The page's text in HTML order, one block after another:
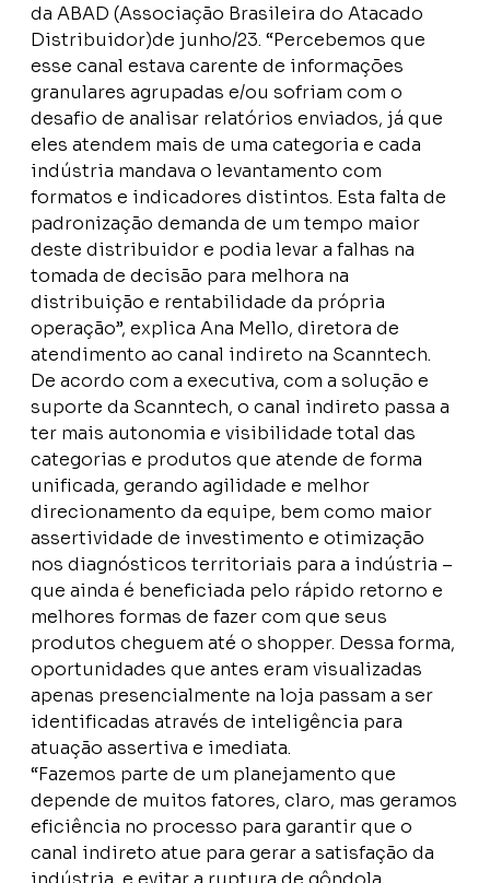
da ABAD (Associação Brasileira do Atacado
Distribuidor)de junho/23. “Percebemos que
esse canal estava carente de informações
granulares agrupadas e/ou sofriam com o
desafio de analisar relatórios enviados, já que
eles atendem mais de uma categoria e cada
indústria mandava o levantamento com
formatos e indicadores distintos. Esta falta de
padronização demanda de um tempo maior
deste distribuidor e podia levar a falhas na
tomada de decisão para melhora na
distribuição e rentabilidade da própria
operação”, explica Ana Mello, diretora de
atendimento ao canal indireto na Scanntech.
De acordo com a executiva, com a solução e
suporte da Scanntech, o canal indireto passa a
ter mais autonomia e visibilidade total das
categorias e produtos que atende de forma
unificada, gerando agilidade e melhor
direcionamento da equipe, bem como maior
assertividade de investimento e otimização
nos diagnósticos territoriais para a indústria –
que ainda é beneficiada pelo rápido retorno e
melhores formas de fazer com que seus
produtos cheguem até o shopper. Dessa forma,
oportunidades que antes eram visualizadas
apenas presencialmente na loja passam a ser
identificadas através de inteligência para
atuação assertiva e imediata.
“Fazemos parte de um planejamento que
depende de muitos fatores, claro, mas geramos
eficiência no processo para garantir que o
canal indireto atue para gerar a satisfação da